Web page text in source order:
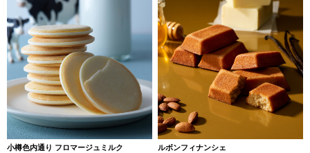
小樽色内通り フロマージュミルク ルボンフィナンシェ